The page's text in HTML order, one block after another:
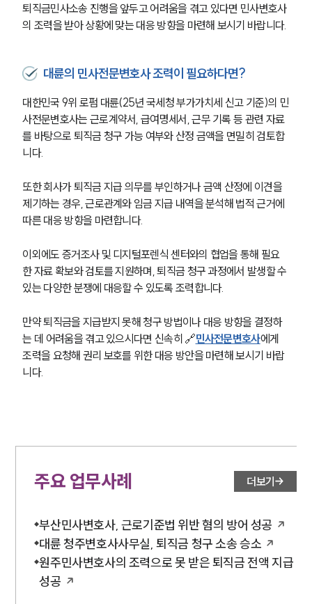
대륜법률상담예약
퇴직금민사소송 진행을 앞두고 어려움을 겪고 있다면 민사변호사
의 조력을 받아 상황에 맞는 대응 방향을 마련해 보시기 바랍니다.
대륜의 민사전문변호사 조력이 필요하다면?
대한민국 9위 로펌 대륜(25년 국세청 부가가치세 신고 기준)의 민
사전문변호사는 근로계약서, 급여명세서, 근무 기록 등 관련 자료
를 바탕으로 퇴직금 청구 가능 여부와 산정 금액을 면밀히 검토합
니다.
또한 회사가 퇴직금 지급 의무를 부인하거나 금액 산정에 이견을
제기하는 경우, 근로관계와 임금 지급 내역을 분석해 법적 근거에
따른 대응 방향을 마련합니다.
이외에도 증거조사 및 디지털포렌식 센터와의 협업을 통해 필요
한 자료 확보와 검토를 지원하며, 퇴직금 청구 과정에서 발생할 수
있는 다양한 분쟁에 대응할 수 있도록 조력합니다.
만약 퇴직금을 지급받지 못해 청구 방법이나 대응 방향을 결정하
는 데 어려움을 겪고 있으시다면 신속히 🔗민사전문변호사에게
조력을 요청해 권리 보호를 위한 대응 방안을 마련해 보시기 바랍
니다.
주요 업무사례 더보기
부산민사변호사, 근로기준법 위반 혐의 방어 성공
대륜 청주변호사사무실, 퇴직금 청구 소송 승소
원주민사변호사의 조력으로 못 받은 퇴직금 전액 지급
성공